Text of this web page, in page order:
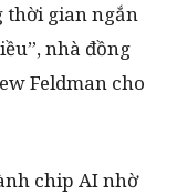
thời gian ngắn
nhà đồng
Feldman cho
chip AI nhờ